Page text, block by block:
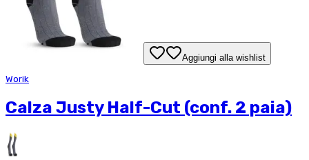
Aggiungi alla wishlist
Worik
Calza Justy Half-Cut (conf. 2 paia)